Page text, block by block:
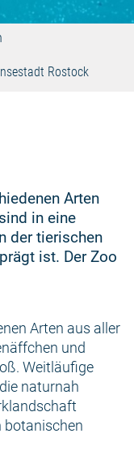
Rostock
Arten
in eine
der tierischen
ist. Der Zoo
Arten aus aller
und
Weitläufige
naturnah
botanischen